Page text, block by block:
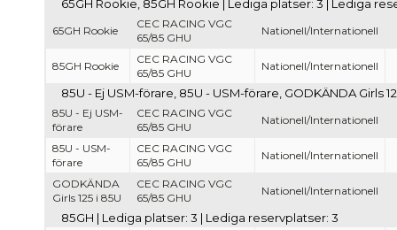
65GH Rookie, 85GH Rookie | Lediga platser: 3 | Lediga
65GH Rookie
CEC RACING VGC
65/85 GHU
Nationell/Internationell
85GH Rookie
CEC RACING VGC
65/85 GHU
Nationell/Internationell
85U - Ej USM-förare, 85U - USM-förare, GODKÄNDA Girls
85U - Ej USM-
förare
CEC RACING VGC
65/85 GHU
Nationell/Internationell
85U - USM-
förare
CEC RACING VGC
65/85 GHU
Nationell/Internationell
GODKÄNDA
Girls 125 i 85U
CEC RACING VGC
65/85 GHU
Nationell/Internationell
85GH | Lediga platser: 3 | Lediga reservplatser: 3